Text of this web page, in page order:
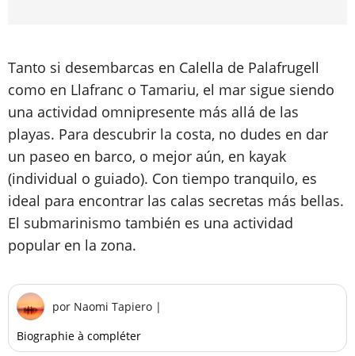
Tanto si desembarcas en Calella de Palafrugell
como en Llafranc o Tamariu, el mar sigue siendo
una actividad omnipresente más allá de las
playas. Para descubrir la costa, no dudes en dar
un paseo en barco, o mejor aún, en kayak
(individual o guiado). Con tiempo tranquilo, es
ideal para encontrar las calas secretas más bellas.
El submarinismo también es una actividad
popular en la zona.
por Naomi Tapiero |
Biographie à compléter